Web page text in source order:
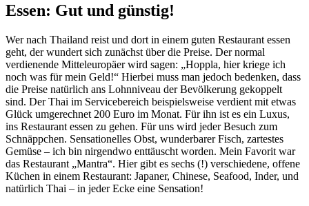
Essen: Gut und günstig!
Wer nach Thailand reist und dort in einem guten Restaurant essen
geht, der wundert sich zunächst über die Preise. Der normal
verdienende Mitteleuropäer wird sagen: „Hoppla, hier kriege ich
noch was für mein Geld!“ Hierbei muss man jedoch bedenken, dass
die Preise natürlich ans Lohnniveau der Bevölkerung gekoppelt
sind. Der Thai im Servicebereich beispielsweise verdient mit etwas
Glück umgerechnet 200 Euro im Monat. Für ihn ist es ein Luxus,
ins Restaurant essen zu gehen. Für uns wird jeder Besuch zum
Schnäppchen. Sensationelles Obst, wunderbarer Fisch, zartestes
Gemüse – ich bin nirgendwo enttäuscht worden. Mein Favorit war
das Restaurant „Mantra“. Hier gibt es sechs (!) verschiedene, offene
Küchen in einem Restaurant: Japaner, Chinese, Seafood, Inder, und
natürlich Thai – in jeder Ecke eine Sensation!